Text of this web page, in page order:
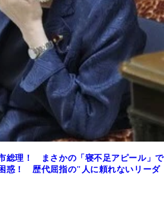
総理！ まさかの「寝不足アピール」で
惑！ 歴代屈指の"人に頼れないリーダ